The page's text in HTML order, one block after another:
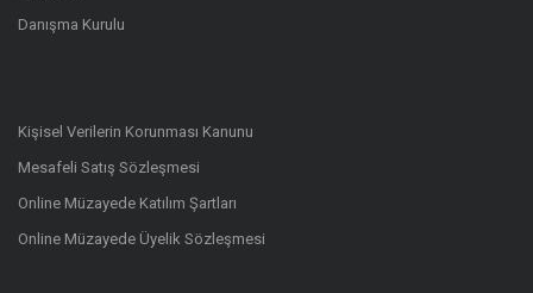
Danışma Kurulu
Kişisel Verilerin Korunması Kanunu
Mesafeli Satış Sözleşmesi
Online Müzayede Katılım Şartları
Online Müzayede Üyelik Sözleşmesi